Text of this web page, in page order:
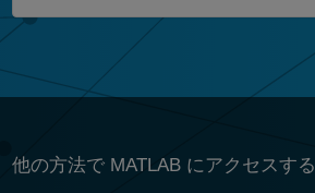
他の方法で MATLAB にアクセスする